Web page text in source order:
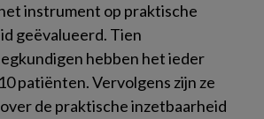
instrument op praktische
geëvalueerd. Tien
hebben het ieder
patiënten. Vervolgens zijn ze
de praktische inzetbaarheid